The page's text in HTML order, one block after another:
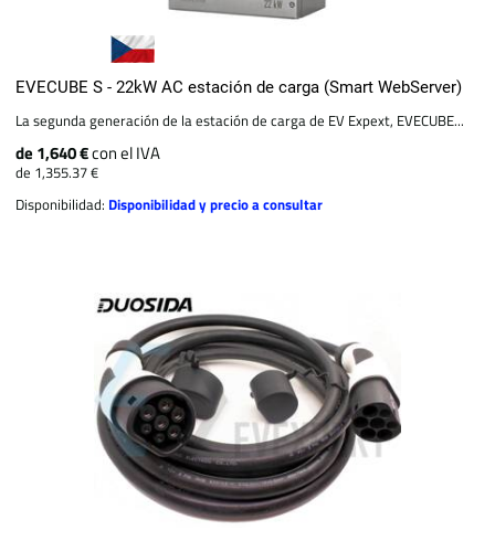
EVECUBE S - 22kW AC estación de carga (Smart WebServer)
La segunda generación de la estación de carga de EV Expext, EVECUBE...
de 1,640 €con el IVA
de 1,355.37 €
Disponibilidad: Disponibilidad y precio a consultar